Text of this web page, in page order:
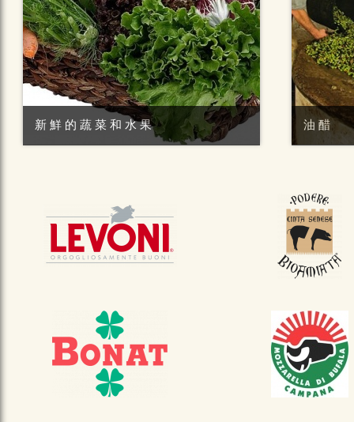
新鮮的蔬菜和水果 油醋